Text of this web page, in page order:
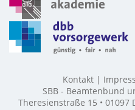
Kontakt
SBB - Beamtenbund
Theresienstraße 15 • 01097